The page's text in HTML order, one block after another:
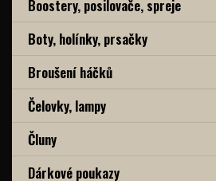
Boostery, posilovače, spreje
Boty, holínky, prsačky
Broušení háčků
Čelovky, lampy
Čluny
Dárkové poukazy